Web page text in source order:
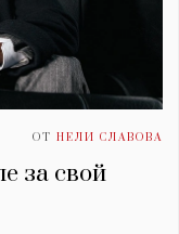
ОТ НЕЛИ СЛАВОВА
за свой